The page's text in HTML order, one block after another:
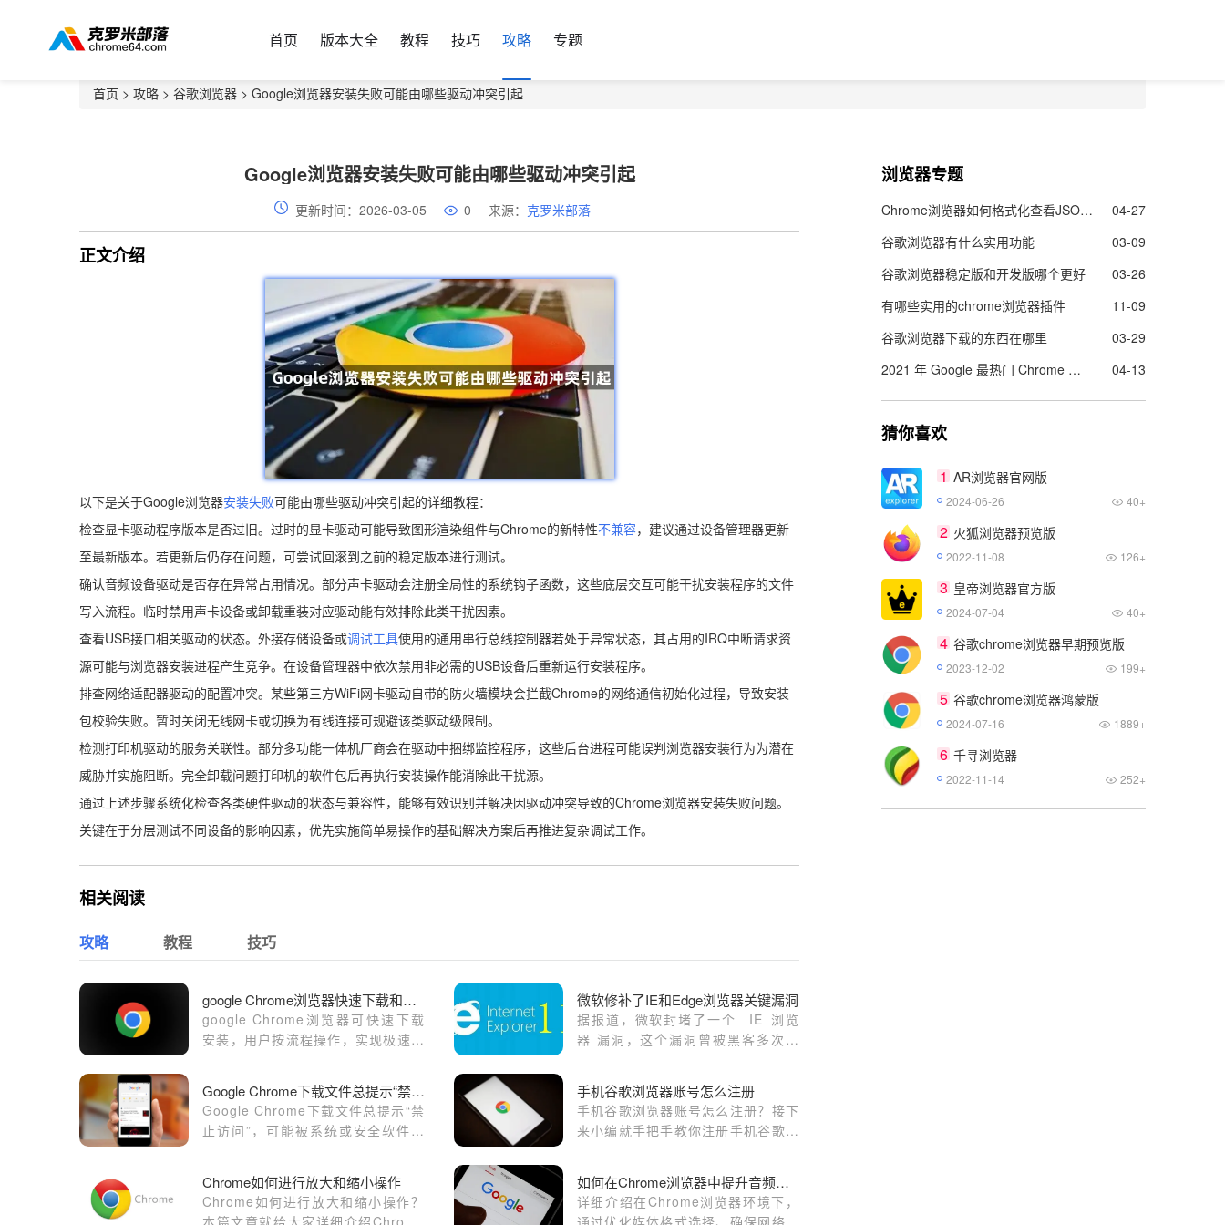
首页 版本大全 教程 技巧 攻略 专题
首页 > 攻略 > 谷歌浏览器 > Google浏览器安装失败可能由哪些驱动冲突引起
Google浏览器安装失败可能由哪些驱动冲突引起
更新时间：2026-03-05 0 来源： 克罗米部落
正文介绍
以下是关于Google浏览器安装失败可能由哪些驱动冲突引起的详细教程：
检查显卡驱动程序版本是否过旧。过时的显卡驱动可能导致图形渲染组件与Chrome的新特性不兼容，建议通过设备管理器更新
至最新版本。若更新后仍存在问题，可尝试回滚到之前的稳定版本进行测试。
确认音频设备驱动是否存在异常占用情况。部分声卡驱动会注册全局性的系统钩子函数，这些底层交互可能干扰安装程序的文件
写入流程。临时禁用声卡设备或卸载重装对应驱动能有效排除此类干扰因素。
查看USB接口相关驱动的状态。外接存储设备或调试工具使用的通用串行总线控制器若处于异常状态，其占用的IRQ中断请求资
源可能与浏览器安装进程产生竞争。在设备管理器中依次禁用非必需的USB设备后重新运行安装程序。
排查网络适配器驱动的配置冲突。某些第三方WiFi网卡驱动自带的防火墙模块会拦截Chrome的网络通信初始化过程，导致安装
包校验失败。暂时关闭无线网卡或切换为有线连接可规避该类驱动级限制。
检测打印机驱动的服务关联性。部分多功能一体机厂商会在驱动中捆绑监控程序，这些后台进程可能误判浏览器安装行为为潜在
威胁并实施阻断。完全卸载问题打印机的软件包后再执行安装操作能消除此干扰源。
通过上述步骤系统化检查各类硬件驱动的状态与兼容性，能够有效识别并解决因驱动冲突导致的Chrome浏览器安装失败问题。
关键在于分层测试不同设备的影响因素，优先实施简单易操作的基础解决方案后再推进复杂调试工作。
相关阅读
攻略 教程 技巧
google Chrome浏览器快速下载和安装流程
google Chrome浏览器可快速下载
安装，用户按流程操作，实现极速部
微软修补了IE和Edge浏览器关键漏洞
据报道，微软封堵了一个 IE 浏览
器 漏洞，这个漏洞曾被黑客多次利
Google Chrome下载文件总提示“禁止访问”如何处理
Google Chrome下载文件总提示“禁
止访问”，可能被系统或安全软件限
手机谷歌浏览器账号怎么注册
手机谷歌浏览器账号怎么注册？接下
来小编就手把手教你注册手机谷歌浏
Chrome如何进行放大和缩小操作
Chrome如何进行放大和缩小操作？
本篇文章就给大家详细介绍Chrome
如何在Chrome浏览器中提升音频和视频的加载稳定性
详细介绍在Chrome浏览器环境下，
通过优化媒体格式选择、确保网络稳
浏览器专题
Chrome浏览器如何格式化查看JSON数据
04-27
谷歌浏览器有什么实用功能
03-09
谷歌浏览器稳定版和开发版哪个更好
03-26
有哪些实用的chrome浏览器插件
11-09
谷歌浏览器下载的东西在哪里
03-29
2021 年 Google 最热门 Chrome 扩展程序名单出炉
04-13
猜你喜欢
1 AR浏览器官网版
2024-06-26 40+
2 火狐浏览器预览版
2022-11-08 126+
3 皇帝浏览器官方版
2024-07-04 40+
4 谷歌chrome浏览器早期预览版
2023-12-02 199+
5 谷歌chrome浏览器鸿蒙版
2024-07-16 1889+
6 千寻浏览器
2022-11-14 252+